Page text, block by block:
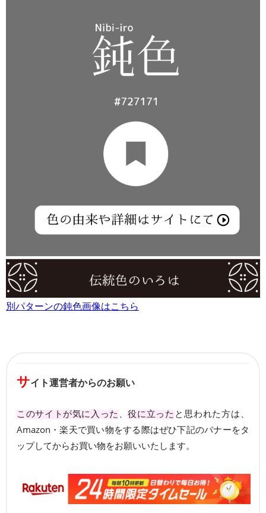
別パターンの鈍色画像はこちら
サイト運営者からのお願い
このサイトが気に入った 、 役に立った と思われた方は、
Amazon・楽天で買い物をする際はぜひ下記のバナーをタ
ップしてからお買い物をお願いいたします。